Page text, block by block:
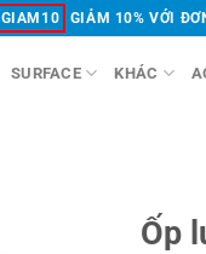
GIAM10 GIẢM 10% VỚI
SURFACE KHÁC
Ốp